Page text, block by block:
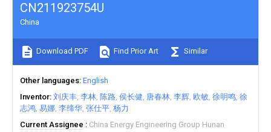
CN211923754U
China
Download PDF Find Prior Art Similar
Other languages English
Inventor 刘庆丰 李林 陈路 侯长健 唐春林 李辉 欧敏 徐明鸣 徐
志鸿 易娜 李缔华 张仕平 杨力
Current Assignee
China Energy Engineering Group Hunan